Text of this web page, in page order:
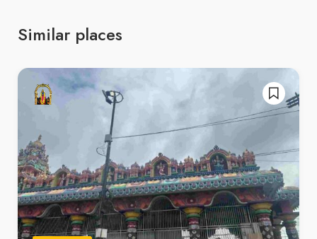
Similar places